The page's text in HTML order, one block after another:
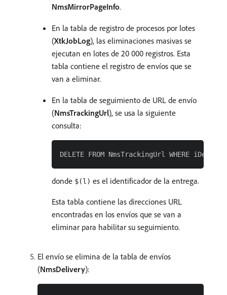
NmsMirrorPageInfo.
En la tabla de registro de procesos por lotes
(XtkJobLog), las eliminaciones masivas se
ejecutan en lotes de 20 000 registros. Esta
tabla contiene el registro de envíos que se
van a eliminar.
En la tabla de seguimiento de URL de envío
(NmsTrackingUrl), se usa la siguiente
consulta:
donde $(l) es el identificador de la entrega.
Esta tabla contiene las direcciones URL
encontradas en los envíos que se van a
eliminar para habilitar su seguimiento.
El envío se elimina de la tabla de envíos
(NmsDelivery):